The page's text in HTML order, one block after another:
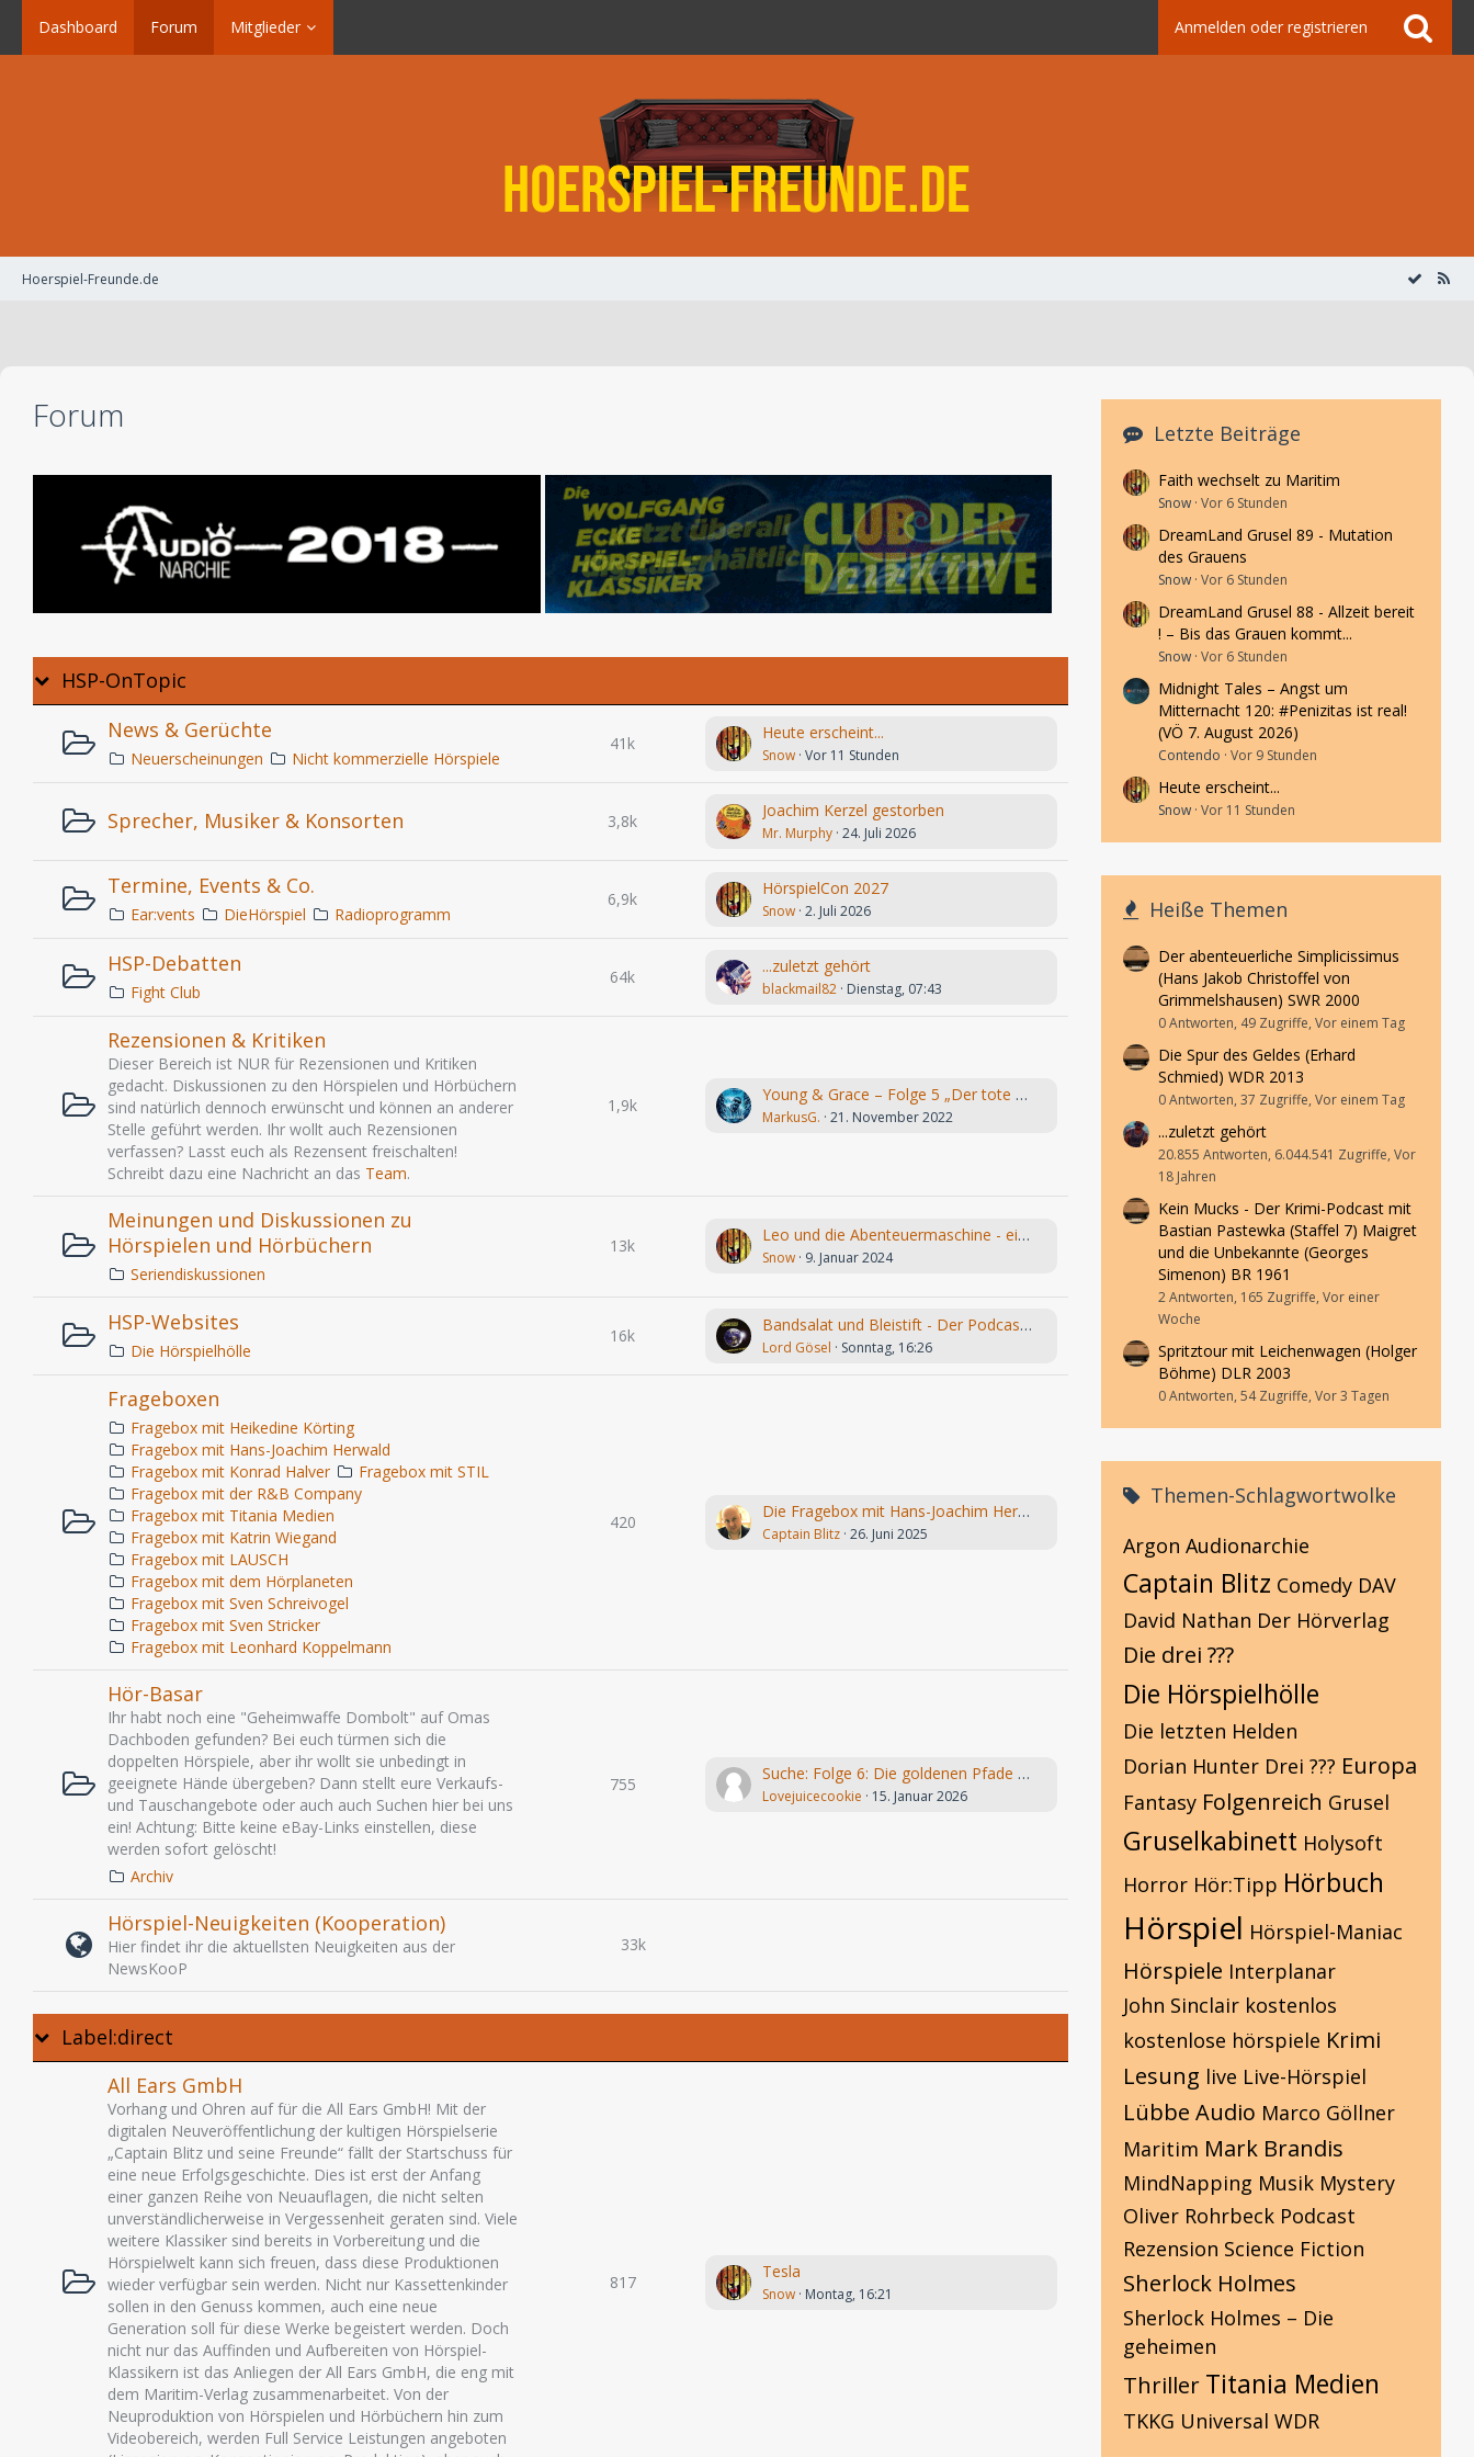
Dashboard Forum Mitglieder Anmelden oder registrieren
Hoerspiel-Freunde.de
Forum
HSP-OnTopic
News & Gerüchte
Neuerscheinungen Nicht kommerzielle Hörspiele
41k
Heute erscheint...
Snow Vor 11 Stunden
Sprecher, Musiker & Konsorten 3,8k
Joachim Kerzel gestorben
Mr. Murphy 24. Juli 2026
Termine, Events & Co.
Ear:vents DieHörspiel Radioprogramm
6,9k
HörspielCon 2027
Snow 2. Juli 2026
HSP-Debatten
Fight Club
64k
...zuletzt gehört
blackmail82 Dienstag, 07:43
Rezensionen & Kritiken
Dieser Bereich ist NUR für Rezensionen und Kritiken
gedacht. Diskussionen zu den Hörspielen und Hörbüchern
sind natürlich dennoch erwünscht und können an anderer
Stelle geführt werden. Ihr wollt auch Rezensionen
verfassen? Lasst euch als Rezensent freischalten!
Schreibt dazu eine Nachricht an das Team.
1,9k
Young & Grace – Folge 5 „Der tote Mörder“ von TOS Hörfabrik
MarkusG. 21. November 2022
Meinungen und Diskussionen zu
Hörspielen und Hörbüchern
Seriendiskussionen
13k
Leo und die Abenteuermaschine - ein Hörspiel-Desaster mit Happy End
Snow 9. Januar 2024
HSP-Websites
Die Hörspielhölle
16k
Bandsalat und Bleistift - Der Podcast für Kassetten-Kinder
Lord Gösel Sonntag, 16:26
Frageboxen
Fragebox mit Heikedine Körting
Fragebox mit Hans-Joachim Herwald
Fragebox mit Konrad Halver
Fragebox mit STIL
Fragebox mit der R&B Company
Fragebox mit Titania Medien
Fragebox mit Katrin Wiegand
Fragebox mit LAUSCH
Fragebox mit dem Hörplaneten
Fragebox mit Sven Schreivogel
Fragebox mit Sven Stricker
Fragebox mit Leonhard Koppelmann
420
Die Fragebox mit Hans-Joachim Herwald
Captain Blitz 26. Juni 2025
Hör-Basar
Ihr habt noch eine "Geheimwaffe Dombolt" auf Omas
Dachboden gefunden? Bei euch türmen sich die
doppelten Hörspiele, aber ihr wollt sie unbedingt in
geeignete Hände übergeben? Dann stellt eure Verkaufs-
und Tauschangebote oder auch auch Suchen hier bei uns
ein! Achtung: Bitte keine eBay-Links einstellen, diese
werden sofort gelöscht!
Archiv
755
Suche: Folge 6: Die goldenen Pfade vom "Die Elfen" Hörspiel von Bernhard Hennen
Lovejuicecookie 15. Januar 2026
Hörspiel-Neuigkeiten (Kooperation)
Hier findet ihr die aktuellsten Neuigkeiten aus der
NewsKooP
33k
Label:direct
All Ears GmbH
Vorhang und Ohren auf für die All Ears GmbH! Mit der
digitalen Neuveröffentlichung der kultigen Hörspielserie
„Captain Blitz und seine Freunde“ fällt der Startschuss für
eine neue Erfolgsgeschichte. Dies ist erst der Anfang
einer ganzen Reihe von Neuauflagen, die nicht selten
unverständlicherweise in Vergessenheit geraten sind. Viele
weitere Klassiker sind bereits in Vorbereitung und die
Hörspielwelt kann sich freuen, dass diese Produktionen
wieder verfügbar sein werden. Nicht nur Kassettenkinder
sollen in den Genuss kommen, auch eine neue
Generation soll für diese Werke begeistert werden. Doch
nicht nur das Auffinden und Aufbereiten von Hörspiel-
Klassikern ist das Anliegen der All Ears GmbH, die eng mit
dem Maritim-Verlag zusammenarbeitet. Von der
Neuproduktion von Hörspielen und Hörbüchern hin zum
Videobereich, werden Full Service Leistungen angeboten
817
Tesla
Snow Montag, 16:21
Letzte Beiträge
Faith wechselt zu Maritim
Snow Vor 6 Stunden
DreamLand Grusel 89 - Mutation
des Grauens
Snow Vor 6 Stunden
DreamLand Grusel 88 - Allzeit bereit
! – Bis das Grauen kommt...
Snow Vor 6 Stunden
Midnight Tales – Angst um
Mitternacht 120: #Penizitas ist real!
(VÖ 7. August 2026)
Contendo Vor 9 Stunden
Heute erscheint...
Snow Vor 11 Stunden
Heiße Themen
Der abenteuerliche Simplicissimus
(Hans Jakob Christoffel von
Grimmelshausen) SWR 2000
0 Antworten, 49 Zugriffe, Vor einem Tag
Die Spur des Geldes (Erhard
Schmied) WDR 2013
0 Antworten, 37 Zugriffe, Vor einem Tag
...zuletzt gehört
20.855 Antworten, 6.044.541 Zugriffe, Vor
18 Jahren
Kein Mucks - Der Krimi-Podcast mit
Bastian Pastewka (Staffel 7) Maigret
und die Unbekannte (Georges
Simenon) BR 1961
2 Antworten, 165 Zugriffe, Vor einer
Woche
Spritztour mit Leichenwagen (Holger
Böhme) DLR 2003
0 Antworten, 54 Zugriffe, Vor 3 Tagen
Themen-Schlagwortwolke
Argon Audionarchie
Captain Blitz Comedy DAV
David Nathan Der Hörverlag
Die drei ???
Die Hörspielhölle
Die letzten Helden
Dorian Hunter Drei ??? Europa
Fantasy Folgenreich Grusel
Gruselkabinett Holysoft
Horror Hör:Tipp Hörbuch
Hörspiel Hörspiel-Maniac
Hörspiele Interplanar
John Sinclair kostenlos
kostenlose hörspiele Krimi
Lesung live Live-Hörspiel
Lübbe Audio Marco Göllner
Maritim Mark Brandis
MindNapping Musik Mystery
Oliver Rohrbeck Podcast
Rezension Science Fiction
Sherlock Holmes
Sherlock Holmes – Die
geheimen
Thriller Titania Medien
TKKG Universal WDR